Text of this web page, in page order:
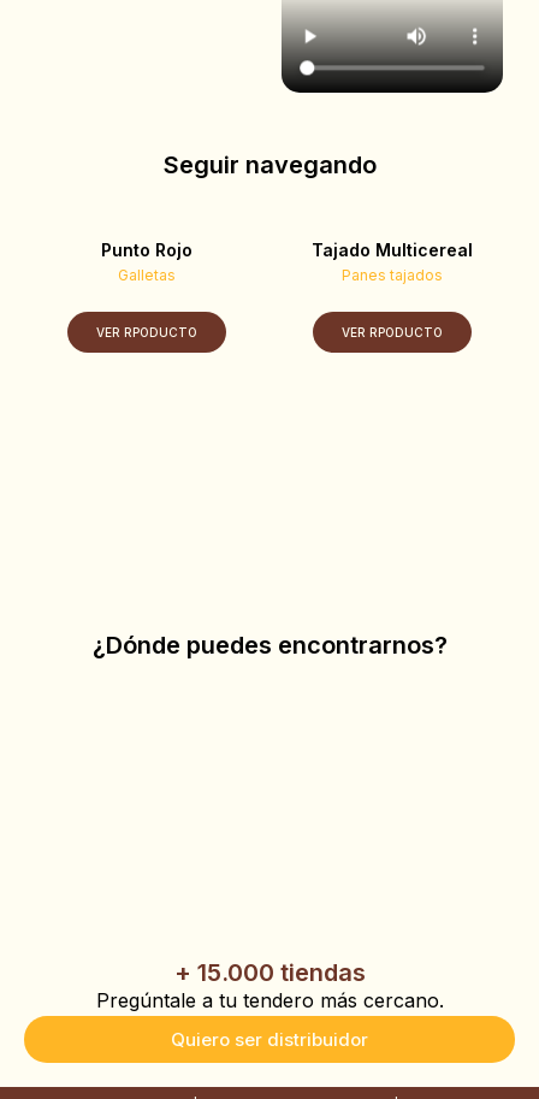
Seguir navegando
Punto Rojo
Galletas
VER RPODUCTO
Tajado Multicereal
Panes tajados
VER RPODUCTO
¿Dónde puedes encontrarnos?
+ 15.000 tiendas
Pregúntale a tu tendero más cercano.
Quiero ser distribuidor